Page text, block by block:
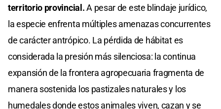
territorio provincial.A pesar de este blindaje jurídico,
la especie enfrenta múltiples amenazas concurrentes
de carácter antrópico. La pérdida de hábitat es
considerada la presión más silenciosa: la continua
expansión de la frontera agropecuaria fragmenta de
manera sostenida los pastizales naturales y los
humedales donde estos animales viven, cazan y se